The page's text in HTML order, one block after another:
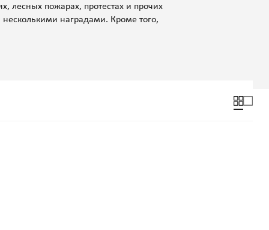
лесных пожарах, протестах и прочих
наградами. Кроме того,